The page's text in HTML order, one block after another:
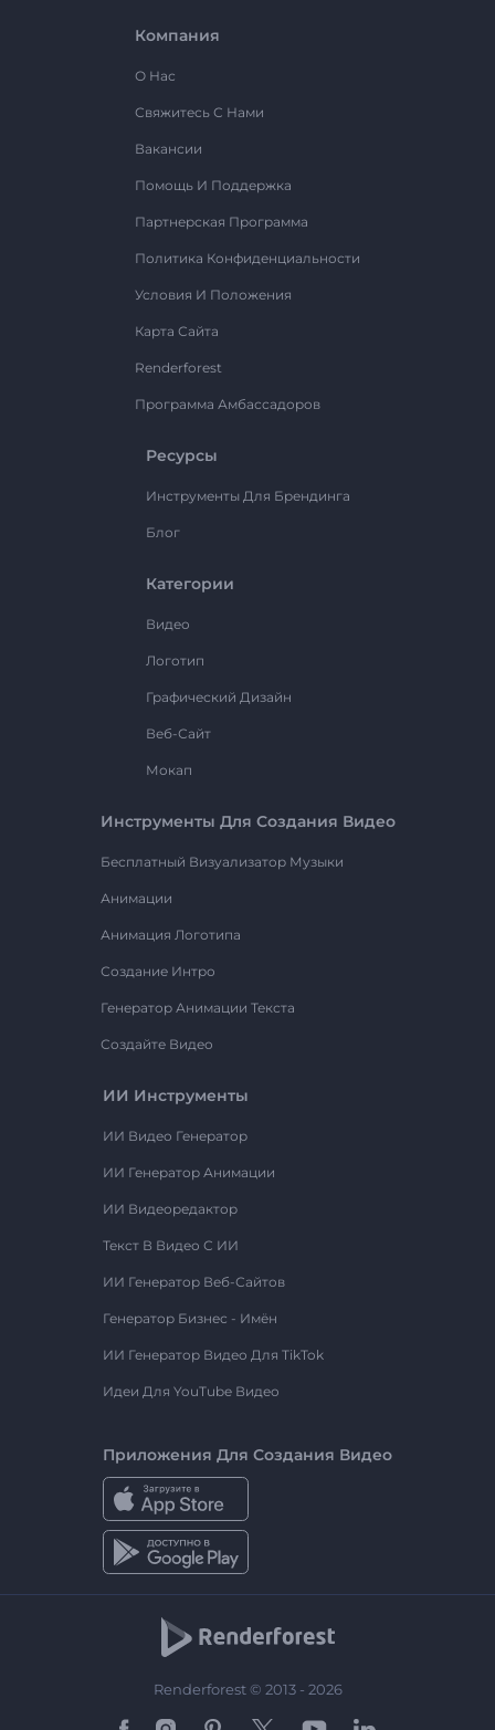
Компания
О Нас
Свяжитесь С Нами
Вакансии
Помощь И Поддержка
Партнерская Программа
Политика Конфиденциальности
Условия И Положения
Карта Сайта
Renderforest
Программа Амбассадоров
Ресурсы
Инструменты Для Брендинга
Блог
Категории
Видео
Логотип
Графический Дизайн
Веб-Сайт
Мокап
Инструменты Для Создания Видео
Бесплатный Визуализатор Музыки
Анимации
Анимация Логотипа
Создание Интро
Генератор Анимации Текста
Создайте Видео
ИИ Инструменты
ИИ Видео Генератор
ИИ Генератор Анимации
ИИ Видеоредактор
Текст В Видео С ИИ
ИИ Генератор Веб-Сайтов
Генератор Бизнес - Имён
ИИ Генератор Видео Для TikTok
Идеи Для YouTube Видео
Приложения Для Создания Видео
Renderforest © 2013 - 2026